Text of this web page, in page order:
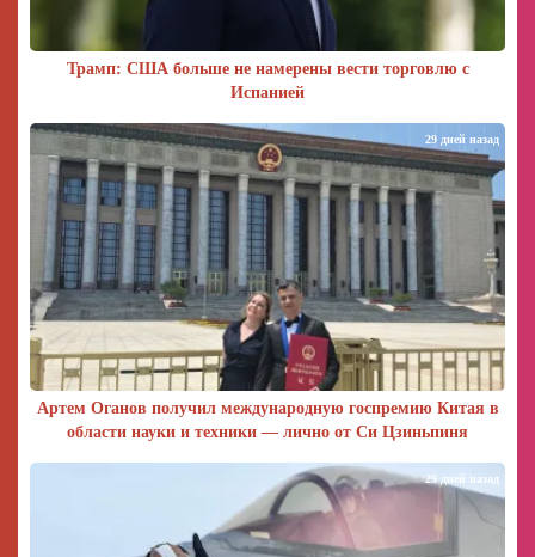
Трамп: США больше не намерены вести торговлю с
Испанией
Артем Оганов получил международную госпремию Китая в
области науки и техники — лично от Си Цзиньпиня
29 дней назад
29 дней назад